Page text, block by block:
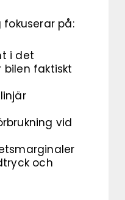
fokuserar på:
i det
faktiskt
vid
och